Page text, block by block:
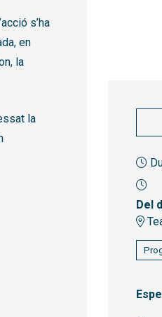
Del
s’ha
en
la
la